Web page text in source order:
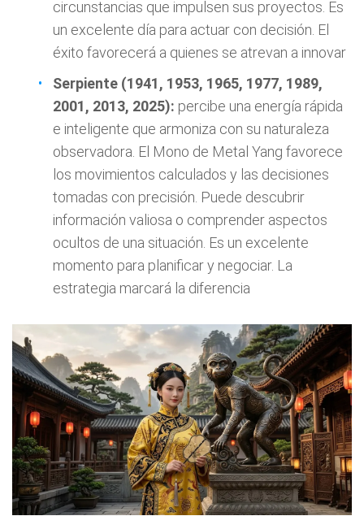
circunstancias que impulsen sus proyectos. Es
un excelente día para actuar con decisión. El
éxito favorecerá a quienes se atrevan a innovar
Serpiente (1941, 1953, 1965, 1977, 1989,
2001, 2013, 2025): percibe una energía rápida
e inteligente que armoniza con su naturaleza
observadora. El Mono de Metal Yang favorece
los movimientos calculados y las decisiones
tomadas con precisión. Puede descubrir
información valiosa o comprender aspectos
ocultos de una situación. Es un excelente
momento para planificar y negociar. La
estrategia marcará la diferencia